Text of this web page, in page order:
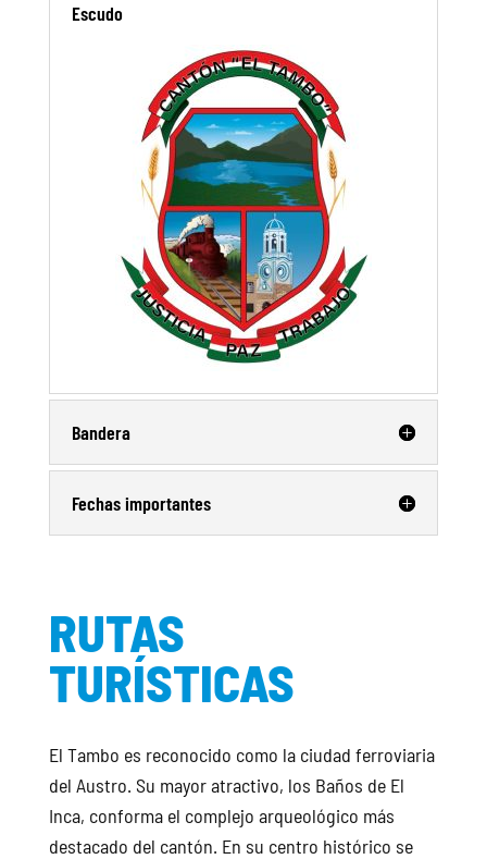
Escudo
Bandera
Fechas importantes
RUTAS
TURÍSTICAS
El Tambo es reconocido como la ciudad ferroviaria
del Austro. Su mayor atractivo, los Baños de El
Inca, conforma el complejo arqueológico más
destacado del cantón. En su centro histórico se